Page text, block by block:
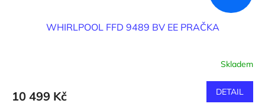
WHIRLPOOL FFD 9489 BV EE PRAČKA
Skladem
10 499 Kč DETAIL